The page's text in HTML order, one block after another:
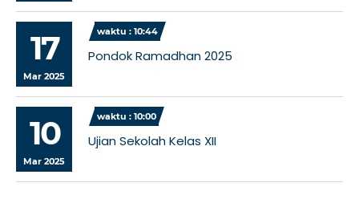
17
Mar 2025
waktu : 10:44
Pondok Ramadhan 2025
10
Mar 2025
waktu : 10:00
Ujian Sekolah Kelas XII